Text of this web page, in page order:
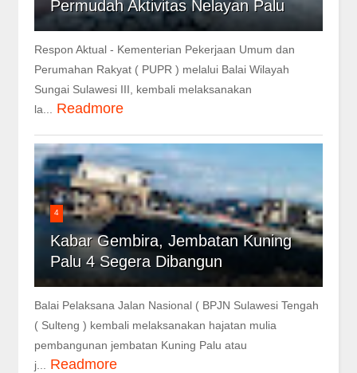
Permudah Aktivitas Nelayan Palu
Respon Aktual - Kementerian Pekerjaan Umum dan
Perumahan Rakyat ( PUPR ) melalui Balai Wilayah
Sungai Sulawesi III, kembali melaksanakan
la...
Readmore
4
Kabar Gembira, Jembatan Kuning
Palu 4 Segera Dibangun
Balai Pelaksana Jalan Nasional ( BPJN Sulawesi Tengah
( Sulteng ) kembali melaksanakan hajatan mulia
pembangunan jembatan Kuning Palu atau
j...
Readmore